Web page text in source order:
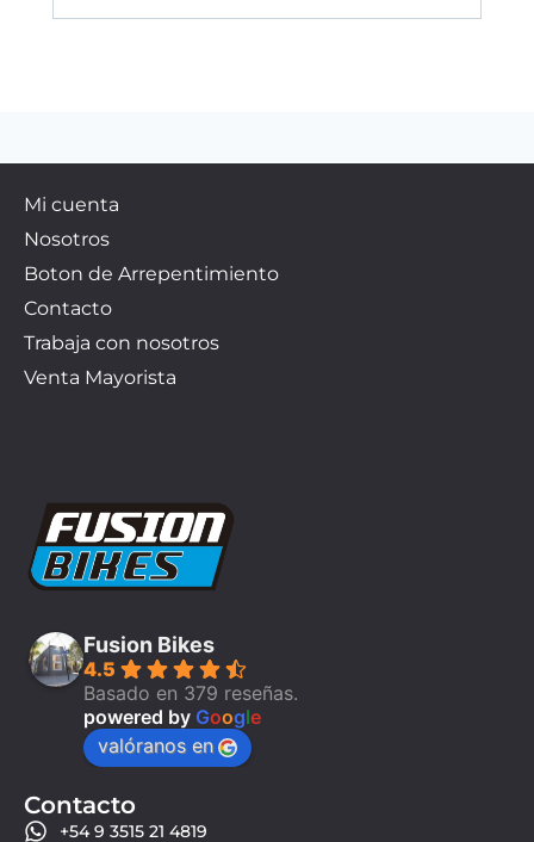
Mi cuenta
Nosotros
Boton de Arrepentimiento
Contacto
Trabaja con nosotros
Venta Mayorista
Fusion Bikes
4.5
Basado en 379 reseñas.
powered by Google
valóranos en
Contacto
+54 9 3515 21 4819